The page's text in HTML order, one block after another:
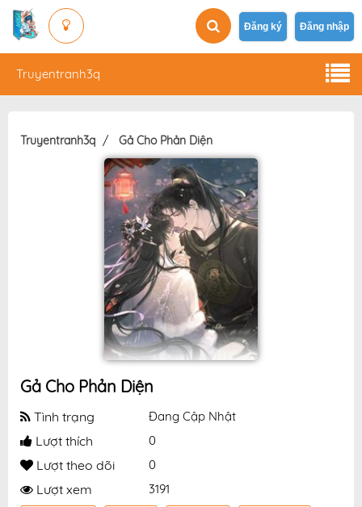
Đăng ký Đăng nhập
Truyentranh3q
Truyentranh3q Gả Cho Phản Diện
Gả Cho Phản Diện
Tình trạng Đang Cập Nhật
Lượt thích 0
Lượt theo dõi 0
Lượt xem 3191